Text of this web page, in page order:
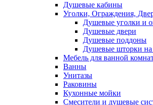
Душевые кабины
Уголки, Ограждения,
Душевые уголки и
Душевые двери
Душевые поддоны
Душевые шторки на
Мебель для ванной
Ванны
Унитазы
Раковины
Кухонные мойки
Смесители и душевые